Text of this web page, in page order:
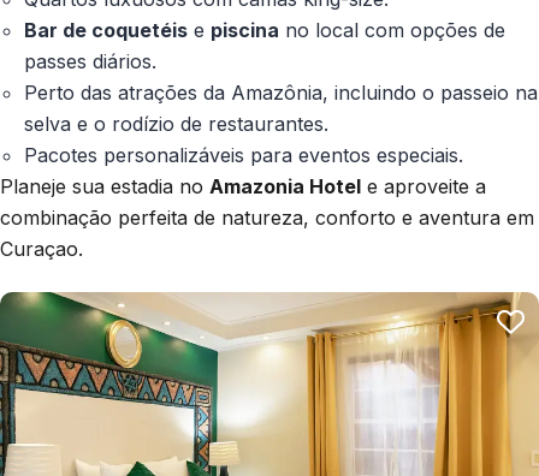
Bar de coquetéis e piscina no local com opções de
passes diários.
Perto das atrações da Amazônia, incluindo o passeio na
selva e o rodízio de restaurantes.
Pacotes personalizáveis para eventos especiais.
Planeje sua estadia no Amazonia Hotel e aproveite a
combinação perfeita de natureza, conforto e aventura em
Curaçao.